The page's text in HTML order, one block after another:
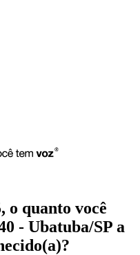
, o quanto você
- Ubatuba/SP a
?